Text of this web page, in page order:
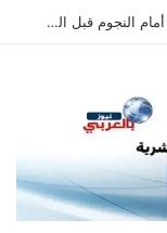
الأهلي ينهي استعداداته في القاهرة بسداسية أمام النجوم قبل السفر إلى إسبانيا